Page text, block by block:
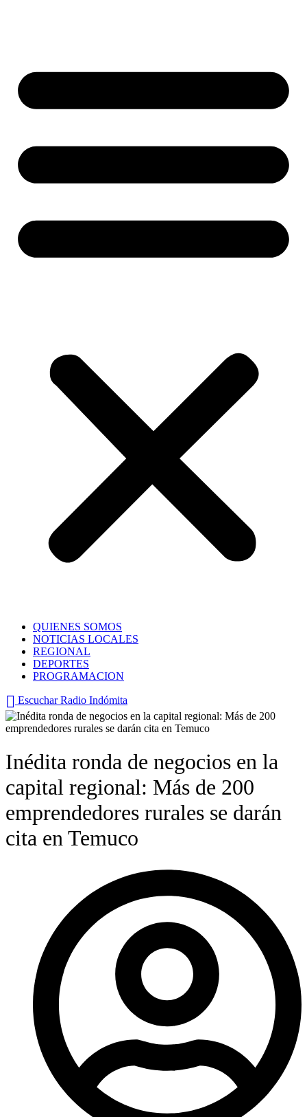
QUIENES SOMOS
NOTICIAS LOCALES
REGIONAL
DEPORTES
PROGRAMACION
Escuchar Radio Indómita
Inédita ronda de negocios en la
capital regional: Más de 200
emprendedores rurales se darán
cita en Temuco